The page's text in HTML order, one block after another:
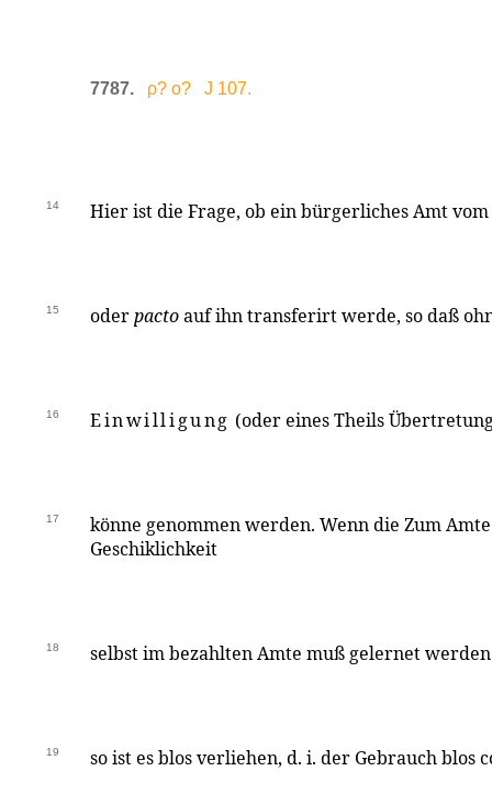
7787. ρ? ο? J 107.
14 Hier ist die Frage, ob ein bürgerliches Amt
15 oderpactoauf ihn transferirt werde, so daß
16 Einwilligung (oder eines Theils
17
könne genommen werden. Wenn die Zum
Geschiklichkeit
18 selbst im bezahlten Amte muß gelernet
19 so ist es blos verliehen, d. i. der Gebrauch blos